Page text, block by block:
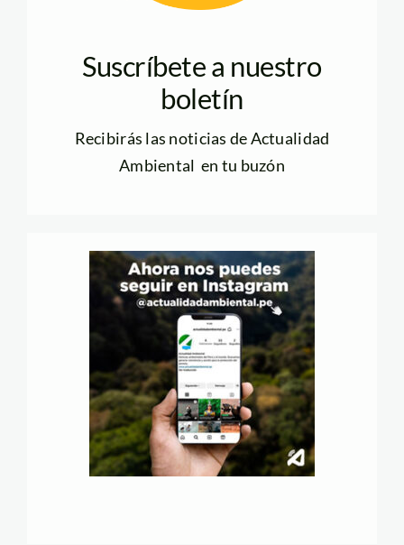
Suscríbete a nuestro
boletín
Recibirás las noticias de Actualidad
Ambiental en tu buzón